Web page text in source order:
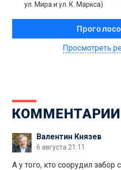
ул. Мира и ул. К. Маркса)
Просмотреть
КОММЕНТАРИИ
Валентин Князев
6 августа 21:11
А у того, кто соорудил забор